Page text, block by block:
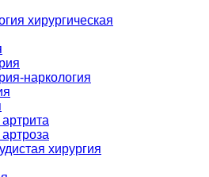
хирургическая
наркология
хирургия